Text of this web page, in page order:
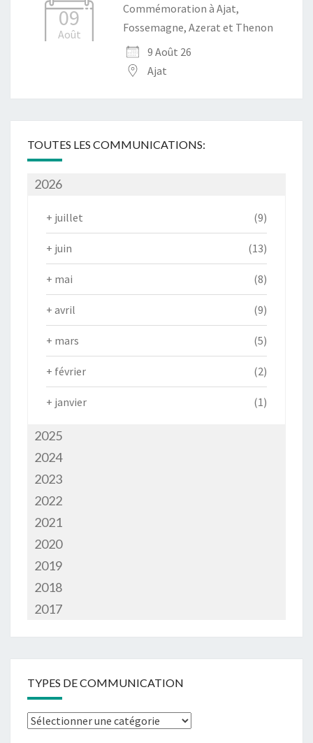
09
Août
Commémoration à Ajat,
Fossemagne, Azerat et Thenon
9 Août 26
Ajat
TOUTES LES COMMUNICATIONS:
2026
+ juillet (9)
+ juin (13)
+ mai (8)
+ avril (9)
+ mars (5)
+ février (2)
+ janvier (1)
2025
2024
2023
2022
2021
2020
2019
2018
2017
TYPES DE COMMUNICATION
Types